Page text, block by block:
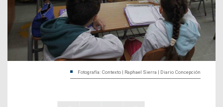
Fotografía: Contexto | Raphael Sierra | Diario Concepción